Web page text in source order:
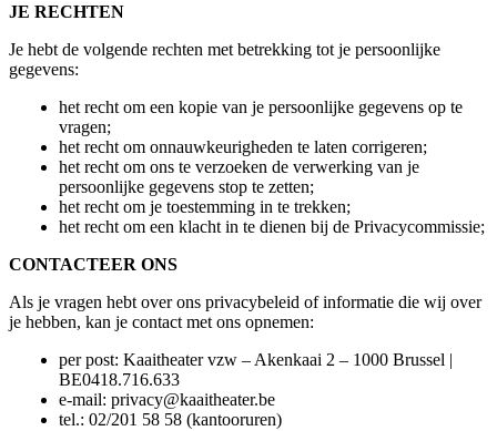
JE RECHTEN
Je hebt de volgende rechten met betrekking tot je persoonlijke
gegevens:
het recht om een kopie van je persoonlijke gegevens op te
vragen;
het recht om onnauwkeurigheden te laten corrigeren;
het recht om ons te verzoeken de verwerking van je
persoonlijke gegevens stop te zetten;
het recht om je toestemming in te trekken;
het recht om een klacht in te dienen bij de Privacycommissie;
CONTACTEER ONS
Als je vragen hebt over ons privacybeleid of informatie die wij over
je hebben, kan je contact met ons opnemen:
per post: Kaaitheater vzw – Akenkaai 2 – 1000 Brussel |
BE0418.716.633
e-mail: privacy@kaaitheater.be
tel.: 02/201 58 58 (kantooruren)